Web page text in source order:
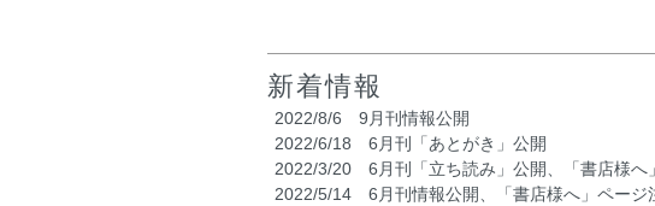
新着情報
2022/8/6 9月刊情報公開
2022/6/18 6月刊「あとがき」公開
2022/3/20 6月刊「立ち読み」公開、「書店様へ
2022/5/14 6月刊情報公開、「書店様へ」ページ